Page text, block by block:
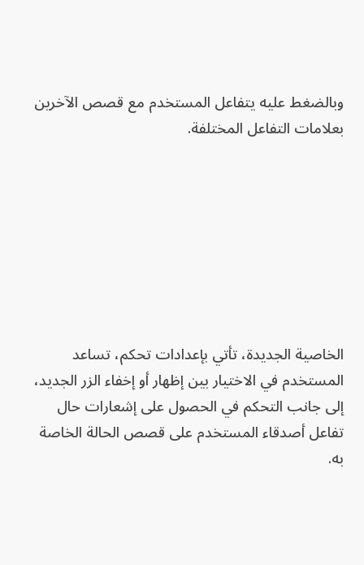
وبالضغط عليه يتفاعل المستخدم مع قصص الآخرين
بعلامات التفاعل المختلفة.
الخاصية الجديدة، تأتي بإعدادات تحكم، تساعد
المستخدم في الاختيار بين إظهار أو إخفاء الزر الجديد،
إلى جانب التحكم في الحصول على إشعارات حال
تفاعل أصدقاء المستخدم على قصص الحالة الخاصة
به.